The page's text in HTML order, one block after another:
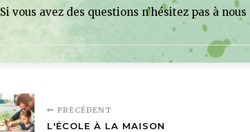
Si vous avez des questions n’hésitez pas à
PRÉCÉDENT
L'ÉCOLE À LA MAISON